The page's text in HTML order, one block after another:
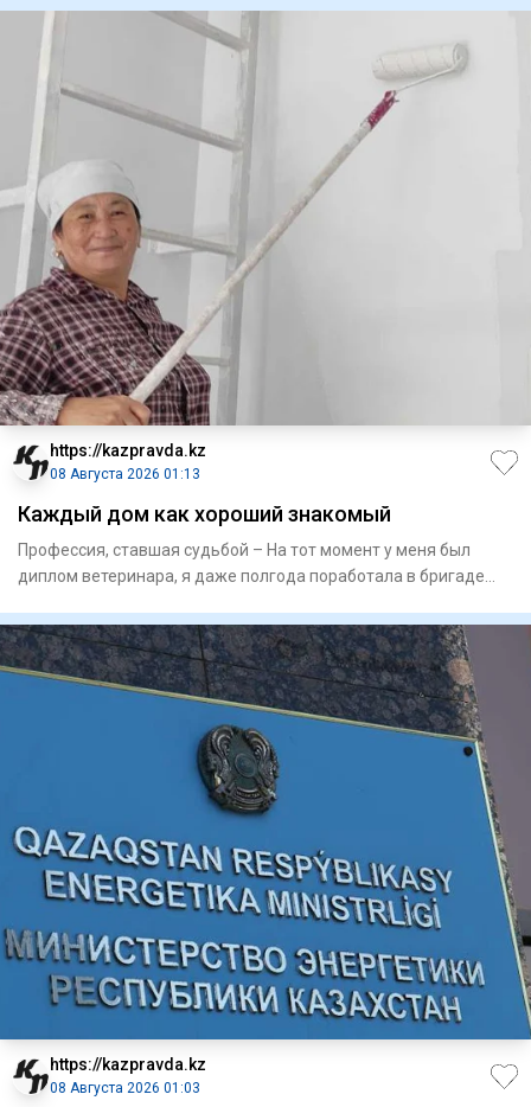
https://kazpravda.kz
08 Августа 2026 01:13
Каждый дом как хороший знакомый
Профессия, ставшая судьбой – На тот момент у меня был
диплом­ ветеринара, я даже полгода поработала в бригаде
https://kazpravda.kz
08 Августа 2026 01:03